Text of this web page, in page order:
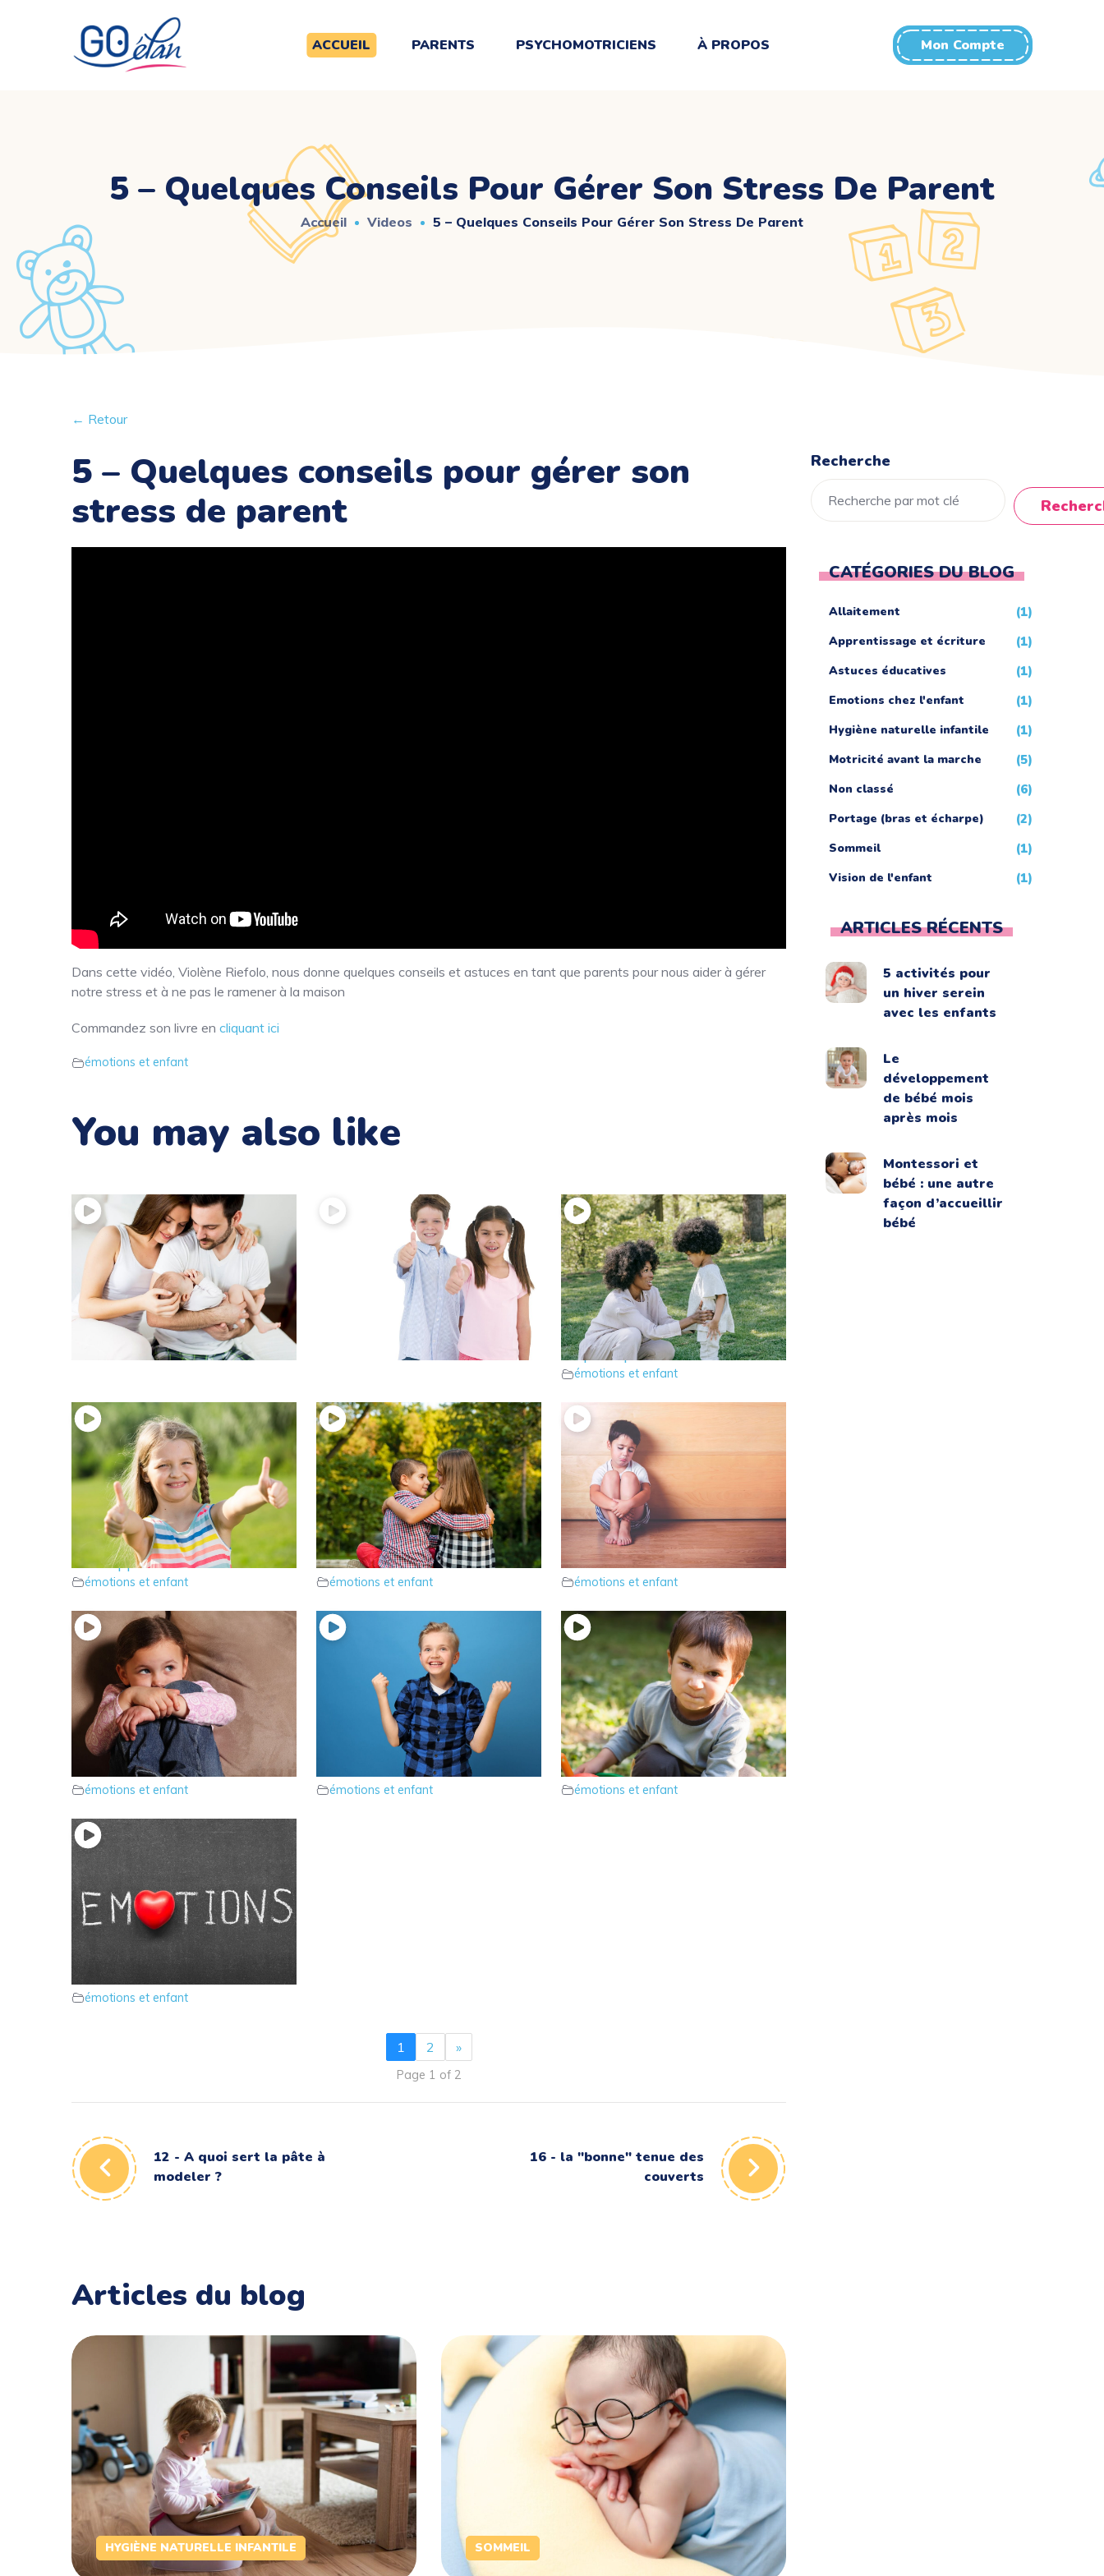
ACCUEIL PARENTS PSYCHOMOTRICIENS À PROPOS Mon Compte
5 – Quelques Conseils Pour Gérer Son Stress De Parent
Accueil Videos 5 – Quelques Conseils Pour Gérer Son Stress De Parent
← Retour
5 – Quelques conseils pour gérer son
stress de parent
Dans cette vidéo, Violène Riefolo, nous donne quelques conseils et astuces en tant que parents pour nous aider à gérer
notre stress et à ne pas le ramener à la maison
Commandez son livre en cliquant ici
émotions et enfant
You may also like
17 – Le rôle des parents
émotions et enfant
16 – Parlons des limites
émotions et enfant
15 – La reformulation
emphatique
émotions et enfant
14 – “Les confiances” que
développent votre enfant
émotions et enfant
13 – Parlons de l’Amour chez
l’enfant
émotions et enfant
12 – Parlons de la tristesse chez
l’enfant
émotions et enfant
11 – Parlons de la peur chez
émotions et enfant
10 – Parlons de la joie chez
émotions et enfant
9 – Parlons de la colère chez
l’enfant
émotions et enfant
8 – Définissons ce que sont les
émotions chez l’enfant
émotions et enfant
1 2 »
Page 1 of 2
12 - A quoi sert la pâte à
modeler ?
16 - la "bonne" tenue des
couverts
Articles du blog
HYGIÈNE NATURELLE INFANTILE SOMMEIL
Recherche
CATÉGORIES DU BLOG
Allaitement (1)
Apprentissage et écriture (1)
Astuces éducatives (1)
Emotions chez l'enfant (1)
Hygiène naturelle infantile (1)
Motricité avant la marche (5)
Non classé (6)
Portage (bras et écharpe) (2)
Sommeil (1)
Vision de l'enfant (1)
ARTICLES RÉCENTS
5 activités pour
un hiver serein
avec les enfants
Le
développement
de bébé mois
après mois
Montessori et
bébé : une autre
façon d’accueillir
bébé